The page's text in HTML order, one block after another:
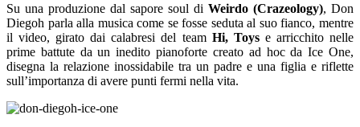
Su una produzione dal sapore soul di Weirdo (Crazeology), Don
Diegoh parla alla musica come se fosse seduta al suo fianco, mentre
il video, girato dai calabresi del team Hi, Toyse arricchito nelle
prime battute da un inedito pianoforte creato ad hoc da Ice One,
disegna la relazione inossidabile tra un padre e una figlia e riflette
sull’importanza di avere punti fermi nella vita.